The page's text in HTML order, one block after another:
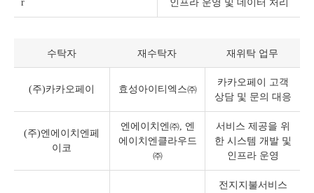
r
인프라 운영 및 데이터 처리
수탁자 재수탁자 재위탁 업무
(주)카카오페이 효성아이티엑스㈜
카카오페이 고객
상담 및 문의 대응
(주)엔에이치엔페
이코
엔에이치엔㈜, 엔
에이치엔클라우드
㈜
서비스 제공을 위
한 시스템 개발 및
인프라 운영
전지지불서비스